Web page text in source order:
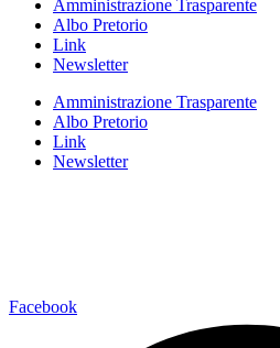
Amministrazione Trasparente
Albo Pretorio
Link
Newsletter
Amministrazione Trasparente
Albo Pretorio
Link
Newsletter
Facebook